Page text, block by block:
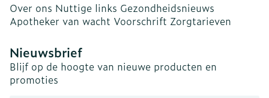
Over ons Nuttige links Gezondheidsnieuws
Apotheker van wacht Voorschrift Zorgtarieven
Nieuwsbrief
Blijf op de hoogte van nieuwe producten en
promoties